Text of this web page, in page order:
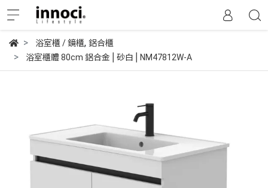
浴室櫃 / 鏡櫃, 鋁合櫃
浴室櫃體 80cm 鋁合金⎪砂白⎪NM47812W-A